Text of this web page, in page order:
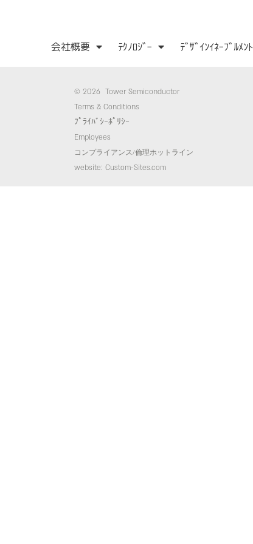
会社概要 ﾃｸﾉﾛｼﾞｰ ﾃﾞｻﾞｲﾝｲﾈｰﾌﾞﾙﾒﾝﾄ
© 2026 Tower Semiconductor
Terms & Conditions
ﾌﾟﾗｲﾊﾞｼｰﾎﾟﾘｼｰ
Employees
コンプライアンス/倫理ホットライン
website: Custom-Sites.com